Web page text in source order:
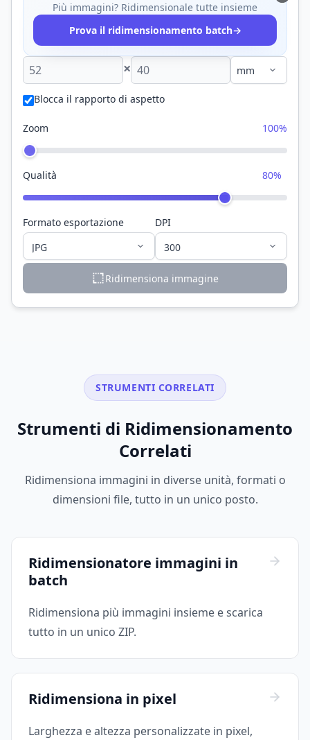
Più immagini? Ridimensionale tutte insieme
Prova il ridimensionamento batch→
×
Blocca il rapporto di aspetto
Zoom 100%
Qualità 80%
Formato esportazione DPI
Ridimensiona immagine
STRUMENTI CORRELATI
Strumenti di Ridimensionamento
Correlati
Ridimensiona immagini in diverse unità, formati o
dimensioni file, tutto in un unico posto.
Ridimensionatore immagini in
batch
Ridimensiona più immagini insieme e scarica
tutto in un unico ZIP.
Ridimensiona in pixel
Larghezza e altezza personalizzate in pixel,